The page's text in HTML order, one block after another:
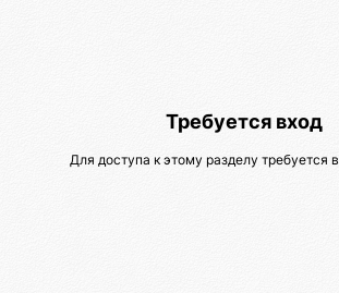
Требуется вход
Для доступа к этому разделу требуется